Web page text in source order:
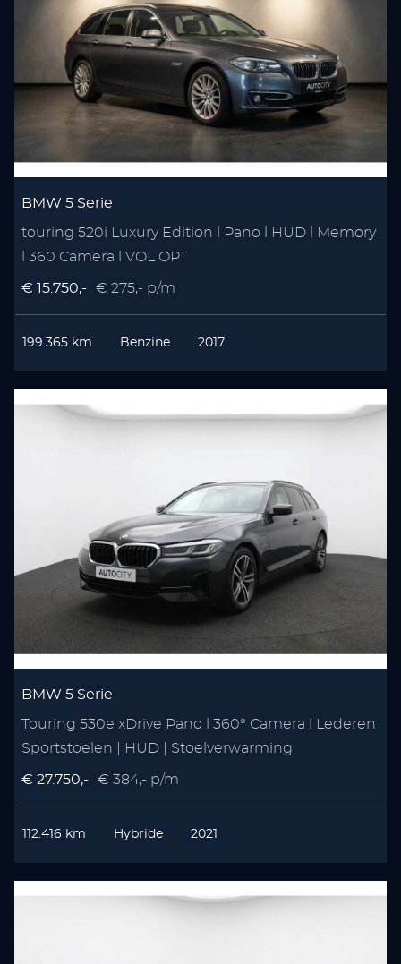
BMW 5 Serie
touring 520i Luxury Edition l Pano l HUD l Memory
l 360 Camera l VOL OPT
€ 15.750,- € 275,- p/m
199.365 km Benzine 2017
BMW 5 Serie
Touring 530e xDrive Pano l 360° Camera l Lederen
Sportstoelen | HUD | Stoelverwarming
€ 27.750,- € 384,- p/m
112.416 km Hybride 2021